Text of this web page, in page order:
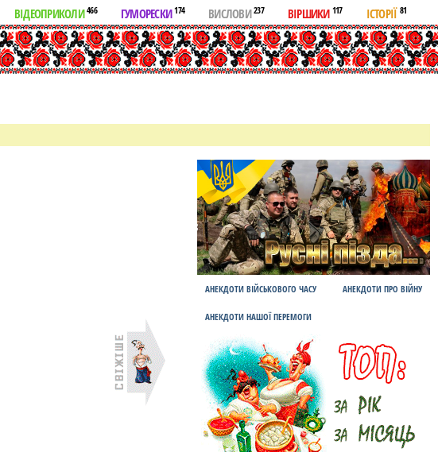
ВІДЕОПРИКОЛИ466 ГУМОРЕСКИ174 ВИСЛОВИ237 ВІРШИКИ 117 ІСТОРІЇ 81
АНЕКДОТИ ВІЙСЬКОВОГО ЧАСУ АНЕКДОТИ ПРО ВІЙНУ
АНЕКДОТИ НАШОЇ ПЕРЕМОГИ